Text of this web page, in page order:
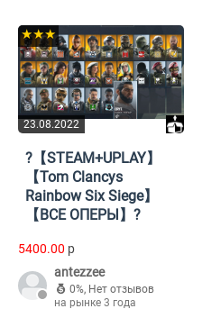
23.08.2022
★★★
?【STEAM+UPLAY】
【Tom Clancys
Rainbow Six Siege】
【ВСЕ ОПЕРЫ】?
5400.00 p
antezzee
0%, Нет отзывов
на рынке 3 года